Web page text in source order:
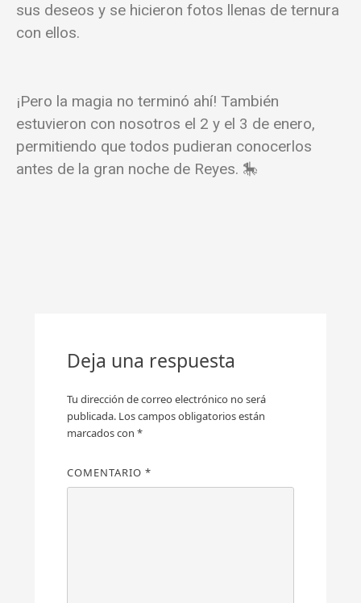
sus deseos y se hicieron fotos llenas de ternura
con ellos.
¡Pero la magia no terminó ahí! También
estuvieron con nosotros el 2 y el 3 de enero,
permitiendo que todos pudieran conocerlos
antes de la gran noche de Reyes. 🎠
Deja una respuesta
Tu dirección de correo electrónico no será
publicada. Los campos obligatorios están
marcados con *
COMENTARIO *